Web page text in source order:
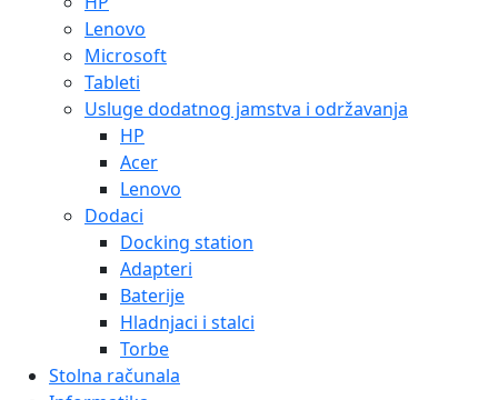
Lenovo
Microsoft
Tableti
Usluge dodatnog jamstva i održavanja
HP
Acer
Lenovo
Dodaci
Docking station
Adapteri
Baterije
Hladnjaci i stalci
Torbe
Stolna računala